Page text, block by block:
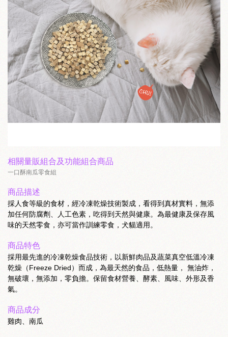
相關量販組合及功能組合商品
一口酥南瓜零食組
商品描述
採人食等級的食材，經冷凍乾燥技術製成，看得到真材實料，無添
加任何防腐劑、人工色素，吃得到天然與健康。為最健康及保存風
味的天然零食，亦可當作訓練零食，犬貓適用。
商品特色
採用最先進的冷凍乾燥食品技術，以新鮮肉品及蔬菜真空低溫冷凍
乾燥（Freeze Dried）而成，為最天然的食品，低熱量， 無油炸，
無破壞，無添加，零負擔。保留食材營養、酵素、風味、外形及香
氣。
商品成分
雞肉、南瓜